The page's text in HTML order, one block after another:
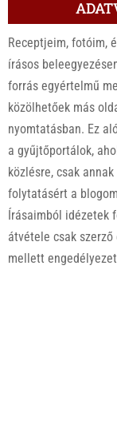
Receptjeim, fotóim,
írásos
forrás egyértelmű
közölhetőek más
nyomtatásban. Ez
a gyűjtőportálok,
közlésre, csak
folytatásért a
Írásaimból idézetek
átvétele csak
mellett